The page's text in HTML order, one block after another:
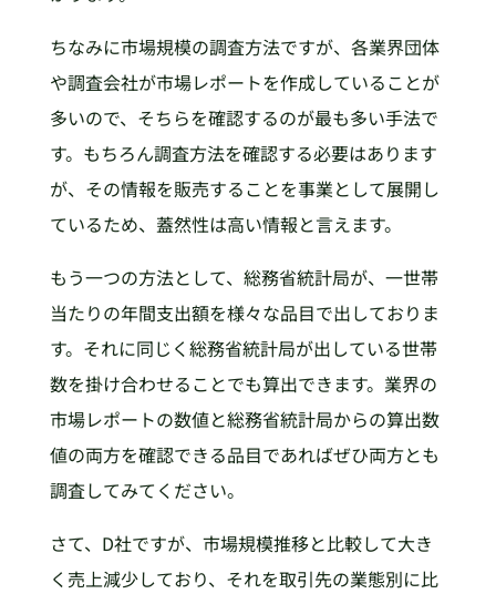
ちなみに市場規模の調査方法ですが、各業界団体
や調査会社が市場レポートを作成していることが
多いので、そちらを確認するのが最も多い手法で
す。もちろん調査方法を確認する必要はあります
が、その情報を販売することを事業として展開し
ているため、蓋然性は高い情報と言えます。
もう一つの方法として、総務省統計局が、一世帯
当たりの年間支出額を様々な品目で出しておりま
す。それに同じく総務省統計局が出している世帯
数を掛け合わせることでも算出できます。業界の
市場レポートの数値と総務省統計局からの算出数
値の両方を確認できる品目であればぜひ両方とも
調査してみてください。
さて、D社ですが、市場規模推移と比較して大き
く売上減少しており、それを取引先の業態別に比